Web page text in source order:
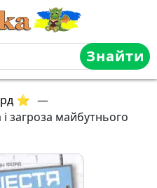
Знайти
⭐ —
загроза майбутнього